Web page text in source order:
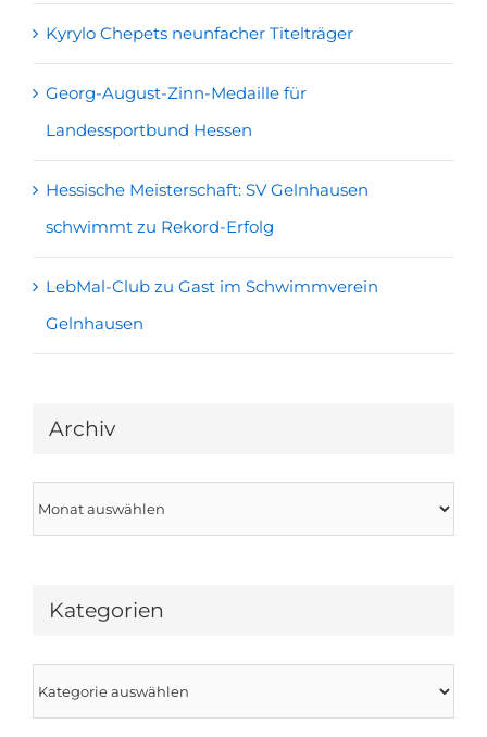
Kyrylo Chepets neunfacher Titelträger
Georg-August-Zinn-Medaille für
Landessportbund Hessen
Hessische Meisterschaft: SV Gelnhausen
schwimmt zu Rekord-Erfolg
LebMal-Club zu Gast im Schwimmverein
Gelnhausen
Archiv
Kategorien
Kategorien